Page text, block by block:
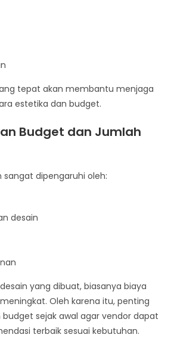
tepat akan membantu menjaga
estetika dan budget.
Budget dan Jumlah
dipengaruhi oleh:
desain
yang dibuat, biasanya biaya
Oleh karena itu, penting
sejak awal agar vendor dapat
terbaik sesuai kebutuhan.